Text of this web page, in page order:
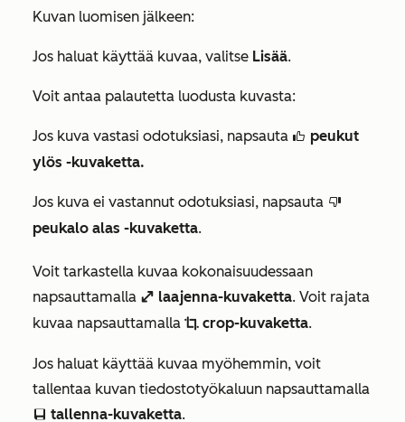
Kuvan luomisen jälkeen:
Jos haluat käyttää kuvaa, valitse Lisää.
Voit antaa palautetta luodusta kuvasta:
Jos kuva vastasi odotuksiasi, napsauta thumbsUpIcon peukut
ylös -kuvaketta.
Jos kuva ei vastannut odotuksiasi, napsauta thumbsDownIcon
peukalo alas -kuvaketta.
Voit tarkastella kuvaa kokonaisuudessaan
napsauttamalla enlarge laajenna-kuvaketta. Voit rajata
kuvaa napsauttamalla cropIcon crop-kuvaketta.
Jos haluat käyttää kuvaa myöhemmin, voit
tallentaa kuvan tiedostotyökaluun napsauttamalla
saveEditableViewIcon tallenna-kuvaketta.